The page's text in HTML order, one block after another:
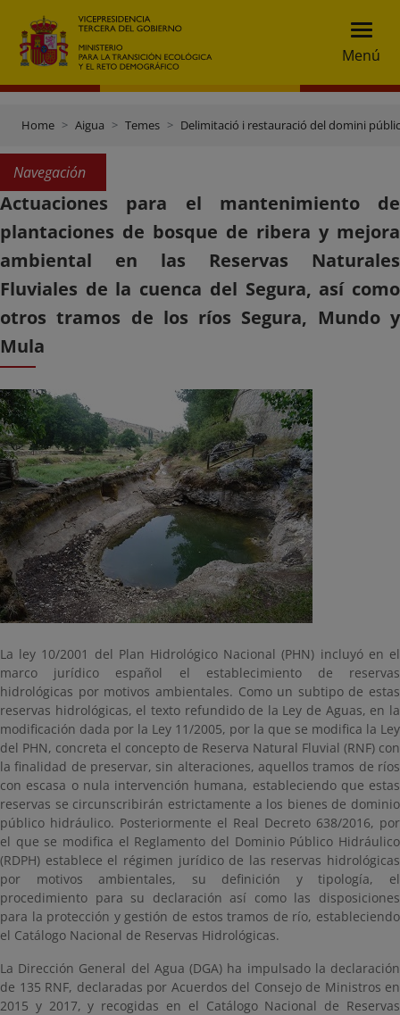
Menú
Home Aigua Temes Delimitació i restauració del domini
Navegación
Actuaciones para el mantenimiento de
plantaciones de bosque de ribera y mejora
ambiental en las Reservas Naturales
Fluviales de la cuenca del Segura, así como
otros tramos de los ríos Segura, Mundo y
Mula
La ley 10/2001 del Plan Hidrológico Nacional (PHN) incluyó en el
marco jurídico español el establecimiento de reservas
hidrológicas por motivos ambientales. Como un subtipo de estas
reservas hidrológicas, el texto refundido de la Ley de Aguas, en la
modificación dada por la Ley 11/2005, por la que se modifica la Ley
del PHN, concreta el concepto de Reserva Natural Fluvial (RNF) con
la finalidad de preservar, sin alteraciones, aquellos tramos de ríos
con escasa o nula intervención humana, estableciendo que estas
reservas se circunscribirán estrictamente a los bienes de dominio
público hidráulico. Posteriormente el Real Decreto 638/2016, por
el que se modifica el Reglamento del Dominio Público Hidráulico
(RDPH) establece el régimen jurídico de las reservas hidrológicas
por motivos ambientales, su definición y tipología, el
procedimiento para su declaración así como las disposiciones
para la protección y gestión de estos tramos de río, estableciendo
el Catálogo Nacional de Reservas Hidrológicas.
La Dirección General del Agua (DGA) ha impulsado la declaración
de 135 RNF, declaradas por Acuerdos del Consejo de Ministros en
2015 y 2017, y recogidas en el Catálogo Nacional de Reservas